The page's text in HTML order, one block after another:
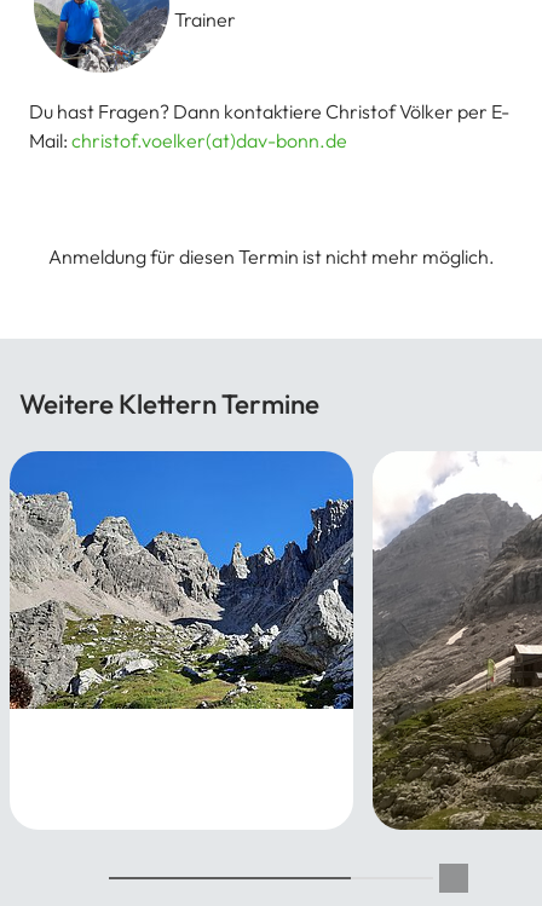
Trainer
Du hast Fragen? Dann kontaktiere Christof Völker per E-
Mail: christof.voelker(at)dav-bonn.de
Anmeldung für diesen Termin ist nicht mehr möglich.
Weitere Klettern Termine
Grundkurs